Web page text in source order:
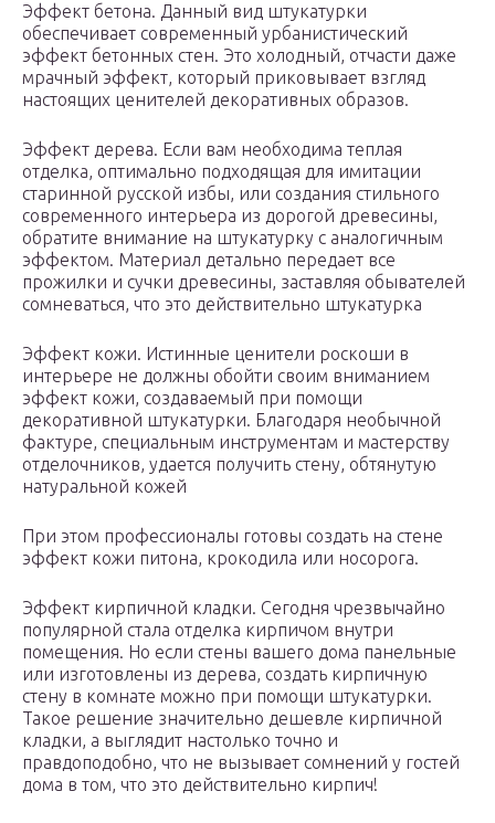
Эффект бетона. Данный вид штукатурки
обеспечивает современный урбанистический
эффект бетонных стен. Это холодный, отчасти даже
мрачный эффект, который приковывает взгляд
настоящих ценителей декоративных образов.
Эффект дерева. Если вам необходима теплая
отделка, оптимально подходящая для имитации
старинной русской избы, или создания стильного
современного интерьера из дорогой древесины,
обратите внимание на штукатурку с аналогичным
эффектом. Материал детально передает все
прожилки и сучки древесины, заставляя обывателей
сомневаться, что это действительно штукатурка
Эффект кожи. Истинные ценители роскоши в
интерьере не должны обойти своим вниманием
эффект кожи, создаваемый при помощи
декоративной штукатурки. Благодаря необычной
фактуре, специальным инструментам и мастерству
отделочников, удается получить стену, обтянутую
натуральной кожей
При этом профессионалы готовы создать на стене
эффект кожи питона, крокодила или носорога.
Эффект кирпичной кладки. Сегодня чрезвычайно
популярной стала отделка кирпичом внутри
помещения. Но если стены вашего дома панельные
или изготовлены из дерева, создать кирпичную
стену в комнате можно при помощи штукатурки.
Такое решение значительно дешевле кирпичной
кладки, а выглядит настолько точно и
правдоподобно, что не вызывает сомнений у гостей
дома в том, что это действительно кирпич!